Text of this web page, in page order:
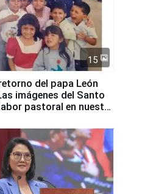
15
del papa León
imágenes del Santo
pastoral en nuestro